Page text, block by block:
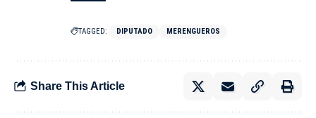
TAGGED: DIPUTADO MERENGUEROS
Share This Article